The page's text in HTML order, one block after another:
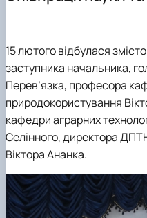
Лабораторії
Підручники,
Сертифікатні
15 лютого відбулася
заступника начальника,
Перев’язка, професора
природокористування
кафедри аграрних
Селінного, директора
Віктора Ананка.